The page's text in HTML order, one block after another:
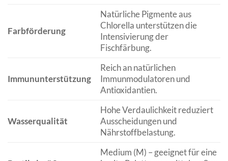
Farbförderung
Natürliche Pigmente aus
Chlorella unterstützen die
Intensivierung der
Fischfärbung.
Immununterstützung
Reich an natürlichen
Immunmodulatoren und
Antioxidantien.
Wasserqualität
Hohe Verdaulichkeit reduziert
Ausscheidungen und
Nährstoffbelastung.
Medium (M) – geeignet für eine